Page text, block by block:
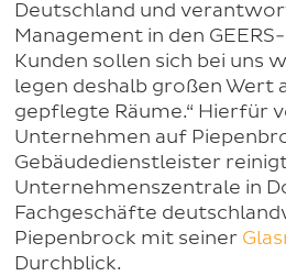
Deutschland und
Management in den
Kunden sollen sich bei uns
legen deshalb großen Wert
gepflegte Räume.“ Hierfür
Unternehmen auf
Gebäudedienstleister
Unternehmenszentrale in
Fachgeschäfte
Piepenbrock mit seiner
Durchblick.